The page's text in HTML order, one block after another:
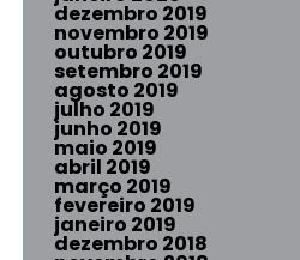
dezembro 2019
novembro 2019
outubro 2019
setembro 2019
agosto 2019
julho 2019
junho 2019
maio 2019
abril 2019
março 2019
fevereiro 2019
janeiro 2019
dezembro 2018